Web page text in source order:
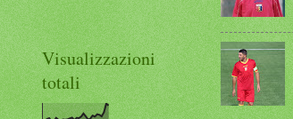
Visualizzazioni
totali